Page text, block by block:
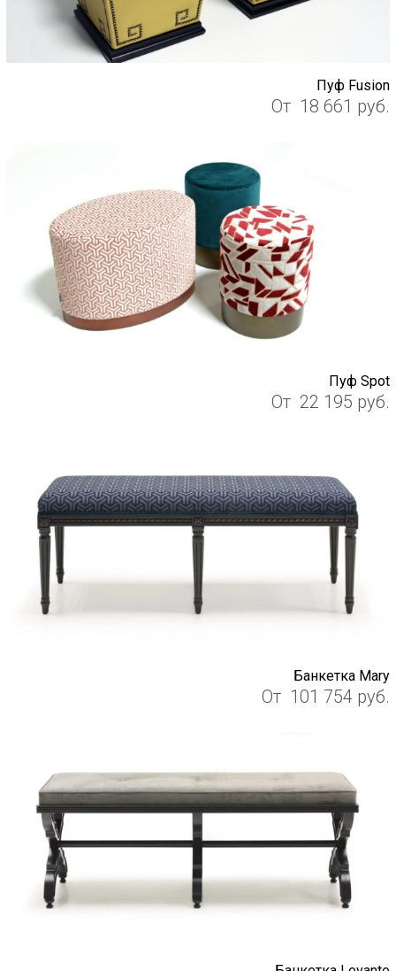
Пуф Fusion
От 18 661 руб.
Пуф Spot
От 22 195 руб.
Банкетка Mary
От 101 754 руб.